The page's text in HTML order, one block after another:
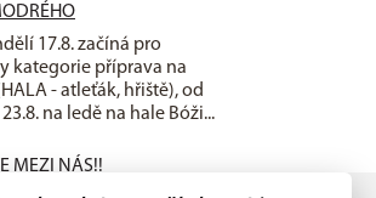
0
0 0 0
0
17.8. začíná pro
kategorie příprava na
- atleťák, hřiště), od
na ledě na hale Bóži...
MEZI NÁS!!